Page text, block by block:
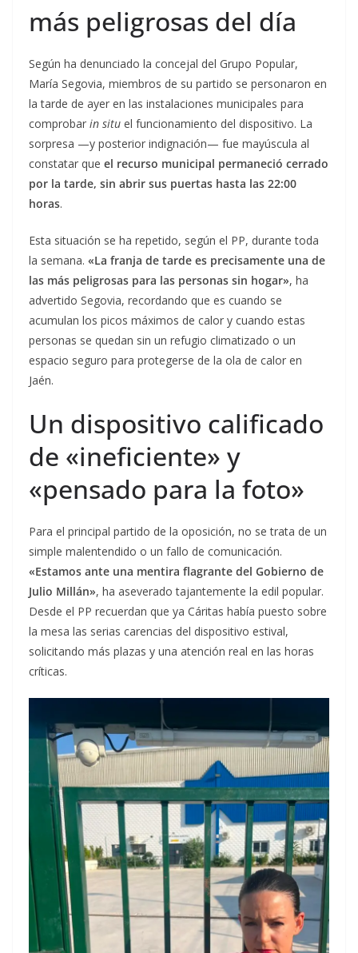
más peligrosas del día
Según ha denunciado la concejal del Grupo Popular,
María Segovia, miembros de su partido se personaron en
la tarde de ayer en las instalaciones municipales para
comprobar in situ el funcionamiento del dispositivo. La
sorpresa —y posterior indignación— fue mayúscula al
constatar que el recurso municipal permaneció cerrado
por la tarde, sin abrir sus puertas hasta las 22:00
horas.
Esta situación se ha repetido, según el PP, durante toda
la semana. «La franja de tarde es precisamente una de
las más peligrosas para las personas sin hogar», ha
advertido Segovia, recordando que es cuando se
acumulan los picos máximos de calor y cuando estas
personas se quedan sin un refugio climatizado o un
espacio seguro para protegerse de la ola de calor en
Jaén.
Un dispositivo calificado
de «ineficiente» y
«pensado para la foto»
Para el principal partido de la oposición, no se trata de un
simple malentendido o un fallo de comunicación.
«Estamos ante una mentira flagrante del Gobierno de
Julio Millán», ha aseverado tajantemente la edil popular.
Desde el PP recuerdan que ya Cáritas había puesto sobre
la mesa las serias carencias del dispositivo estival,
solicitando más plazas y una atención real en las horas
críticas.